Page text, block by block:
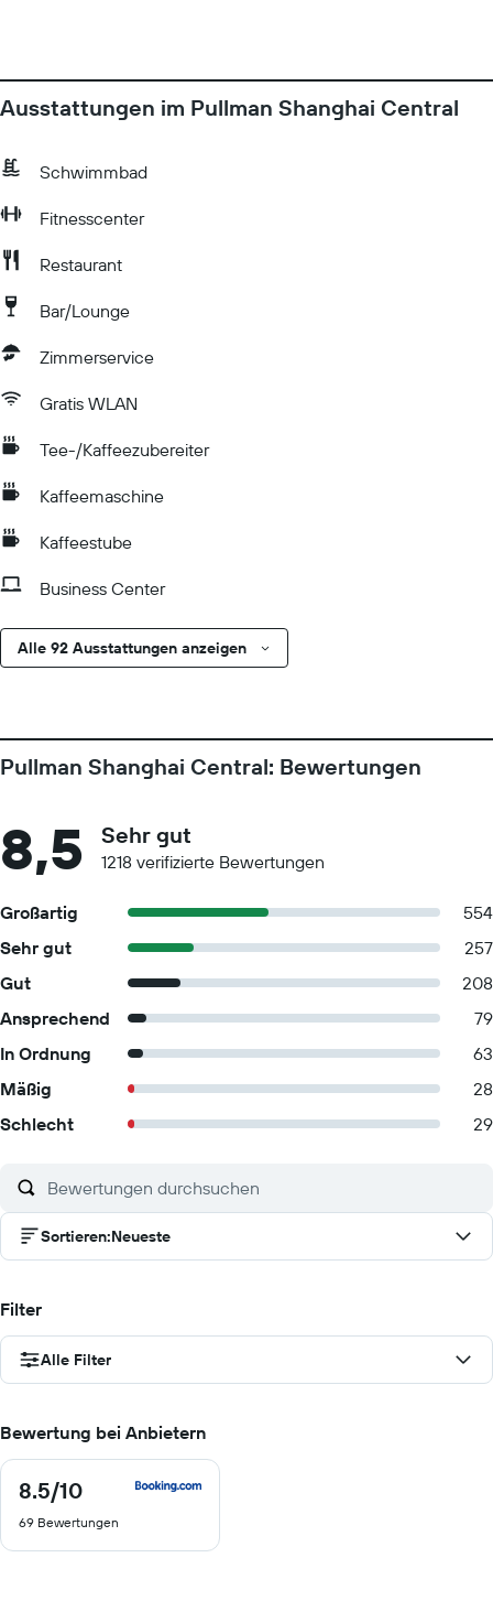
Ausstattungen im Pullman Shanghai Central
Schwimmbad
Fitnesscenter
Restaurant
Bar/Lounge
Zimmerservice
Gratis WLAN
Tee-/Kaffeezubereiter
Kaffeemaschine
Kaffeestube
Business Center
Alle 92 Ausstattungen anzeigen
Pullman Shanghai Central: Bewertungen
8,5 Sehr gut
1218 verifizierte Bewertungen
Großartig
554
Sehr gut
257
Gut
208
Ansprechend
79
In Ordnung
63
Mäßig
28
Schlecht
29
Sortieren:Neueste
Filter
Alle Filter
Bewertung bei Anbietern
8.5/10
8.5
10
69 Bewertungen